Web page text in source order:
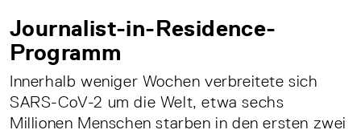
Journalist-in-Residence-
Programm
Innerhalb weniger Wochen verbreitete sich
SARS-CoV-2 um die Welt, etwa sechs
Millionen Menschen starben in den ersten zwei